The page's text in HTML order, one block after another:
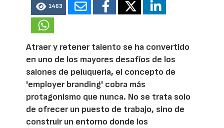
1463
Atraer y retener talento se ha convertido
en uno de los mayores desafíos de los
salones de peluquería, el concepto de
'employer branding' cobra más
protagonismo que nunca. No se trata solo
de ofrecer un puesto de trabajo, sino de
construir un entorno donde los